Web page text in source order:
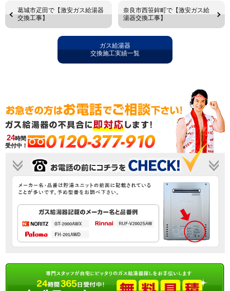
葛城市疋田で【激安ガス給湯器
交換工事】
奈良市西笹鉾町で【激安ガス給
湯器交換工事】
ガス給湯器
交換施工実績一覧
24時間
受付中！
0120-377-910